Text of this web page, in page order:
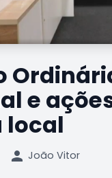
e
local
person João Vitor